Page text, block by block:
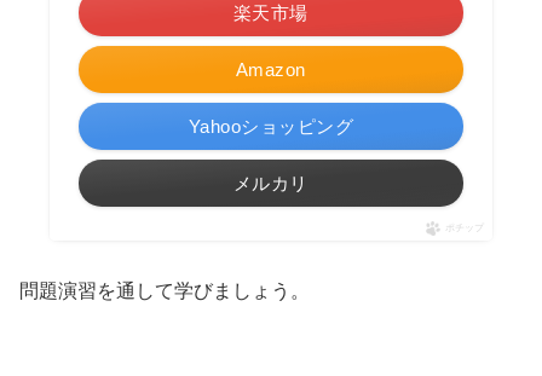
Amazon
楽天市場
Yahooショッピング
メルカリ
ポチップ
問題演習を通して学びましょう。